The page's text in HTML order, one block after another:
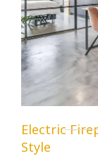
Electric
Style